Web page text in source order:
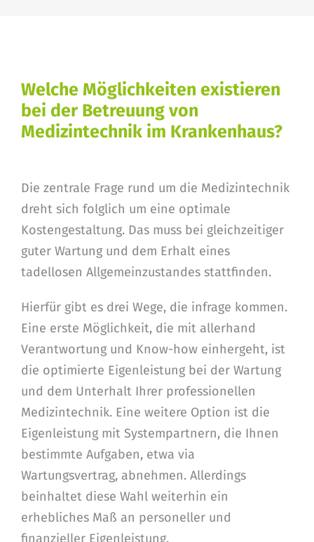
Welche Möglichkeiten existieren
bei der Betreuung von
Medizintechnik im Krankenhaus?
Die zentrale Frage rund um die Medizintechnik
dreht sich folglich um eine optimale
Kostengestaltung. Das muss bei gleichzeitiger
guter Wartung und dem Erhalt eines
tadellosen Allgemeinzustandes stattfinden.
Hierfür gibt es drei Wege, die infrage kommen.
Eine erste Möglichkeit, die mit allerhand
Verantwortung und Know-how einhergeht, ist
die optimierte Eigenleistung bei der Wartung
und dem Unterhalt Ihrer professionellen
Medizintechnik. Eine weitere Option ist die
Eigenleistung mit Systempartnern, die Ihnen
bestimmte Aufgaben, etwa via
Wartungsvertrag, abnehmen. Allerdings
beinhaltet diese Wahl weiterhin ein
erhebliches Maß an personeller und
finanzieller Eigenleistung.